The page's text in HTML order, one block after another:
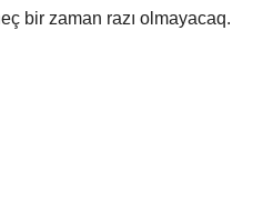
bir zaman razı olmayacaq.